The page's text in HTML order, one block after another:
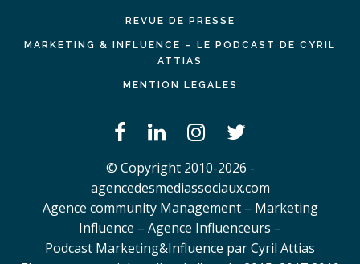
REVUE DE PRESSE
MARKETING & INFLUENCE – LE PODCAST DE CYRIL
ATTIAS
MENTION LEGALES
© Copyright 2010-2026 -
agencedesmediassociaux.com
Agence community Management – Marketing
Influence – Agence Influenceurs –
Podcast Marketing&Influence par Cyril Attias